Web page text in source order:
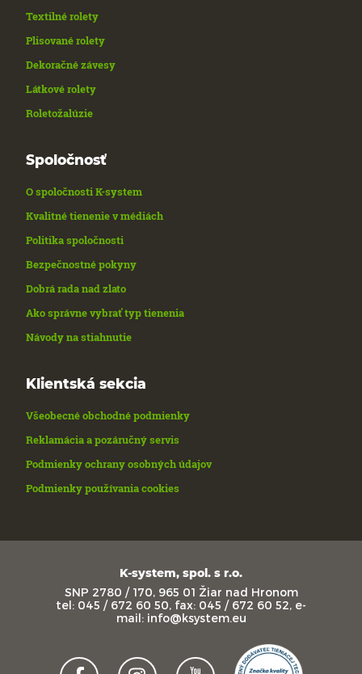
Textilné rolety
Plisované rolety
Dekoračné závesy
Látkové rolety
Roletožalúzie
Spoločnosť
O spoločnosti K-system
Kvalitné tienenie v médiách
Politika spoločnosti
Bezpečnostné pokyny
Dobrá rada nad zlato
Ako správne vybrať typ tienenia
Návody na stiahnutie
Klientská sekcia
Všeobecné obchodné podmienky
Reklamácia a pozáručný servis
Podmienky ochrany osobných údajov
Podmienky používania cookies
K-system, spol. s r.o.
SNP 2780 / 170, 965 01 Žiar nad Hronom
tel: 045 / 672 60 50, fax: 045 / 672 60 52, e-
mail: info@ksystem.eu